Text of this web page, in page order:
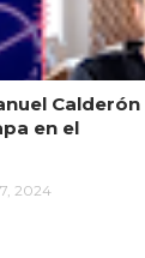
Calderón
en el
2024